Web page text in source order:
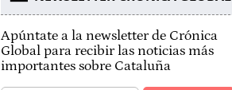
Apúntate a la newsletter de Crónica
Global para recibir las noticias más
importantes sobre Cataluña